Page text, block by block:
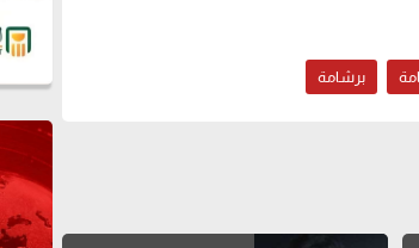
برشامة